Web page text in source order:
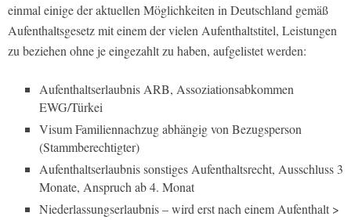
einmal einige der aktuellen Möglichkeiten in Deutschland gemäß
Aufenthaltsgesetz mit einem der vielen Aufenthaltstitel, Leistungen
zu beziehen ohne je eingezahlt zu haben, aufgelistet werden:
Aufenthaltserlaubnis ARB, Assoziationsabkommen
EWG/Türkei
Visum Familiennachzug abhängig von Bezugsperson
(Stammberechtigter)
Aufenthaltserlaubnis sonstiges Aufenthaltsrecht, Ausschluss 3
Monate, Anspruch ab 4. Monat
Niederlassungserlaubnis – wird erst nach einem Aufenthalt >